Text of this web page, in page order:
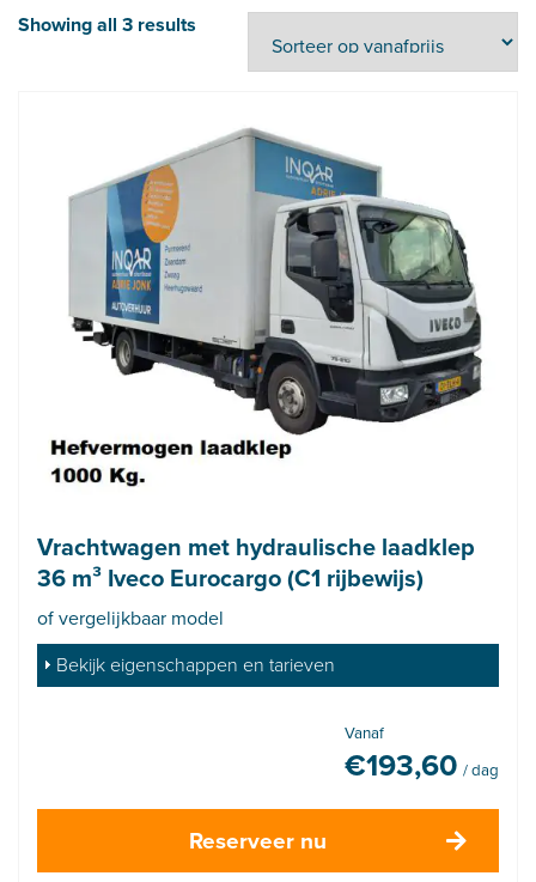
Showing all 3 results
Vrachtwagen met hydraulische laadklep
36 m³ Iveco Eurocargo (C1 rijbewijs)
of vergelijkbaar model
Bekijk eigenschappen en tarieven
Vanaf
€193,60 / dag
Reserveer nu